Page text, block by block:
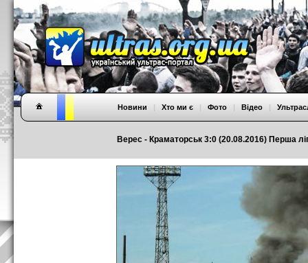
Верес - Краматорськ 3:0 (20.08.2016) Перша
Новини | Хто ми є | Фото | Відео |